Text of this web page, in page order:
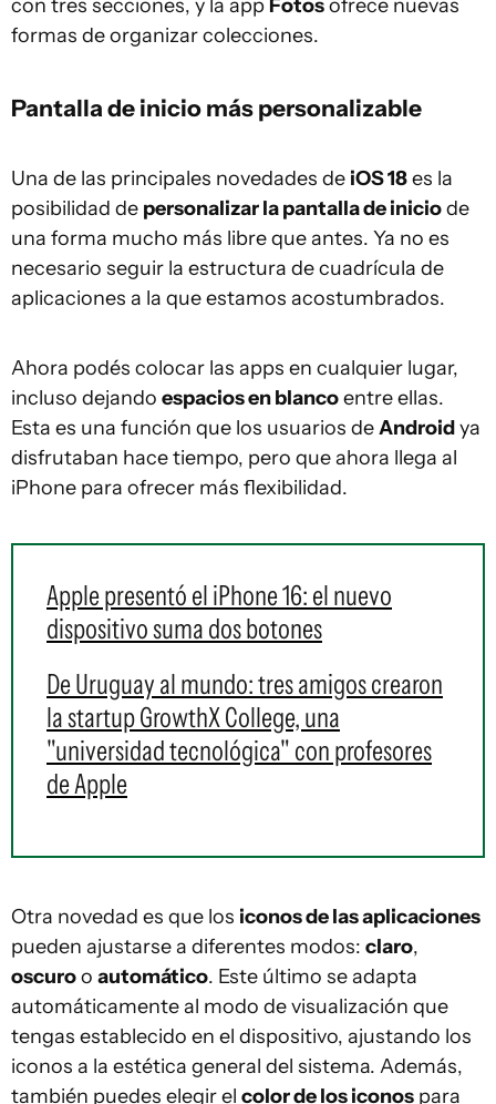
con tres secciones, y la app Fotosofrece nuevas
formas de organizar colecciones.
Pantalla de inicio más personalizable
Una de las principales novedades de iOS 18es la
posibilidad de personalizar la pantalla de iniciode
una forma mucho más libre que antes. Ya no es
necesario seguir la estructura de cuadrícula de
aplicaciones a la que estamos acostumbrados.
Ahora podés colocar las apps en cualquier lugar,
incluso dejando espacios en blancoentre ellas.
Esta es una función que los usuarios deAndroidya
disfrutaban hace tiempo, pero que ahora llega al
iPhone para ofrecer más flexibilidad.
Apple presentó el iPhone 16: el nuevo
dispositivo suma dos botones
De Uruguay al mundo: tres amigos crearon
la startup GrowthX College, una
"universidad tecnológica" con profesores
de Apple
Otra novedad es que los iconos de las aplicaciones
pueden ajustarse a diferentes modos: claro,
oscuroo automático. Este último se adapta
automáticamente al modo de visualización que
tengas establecido en el dispositivo, ajustando los
iconos a la estética general del sistema. Además,
también puedes elegir el color de los iconos para